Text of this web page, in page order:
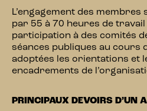
L’engagement des
par 55 à 70 heures de
participation à des comités
séances publiques au cours
adoptées les orientations et
encadrements de
PRINCIPAUX DEVOIRS D’UN